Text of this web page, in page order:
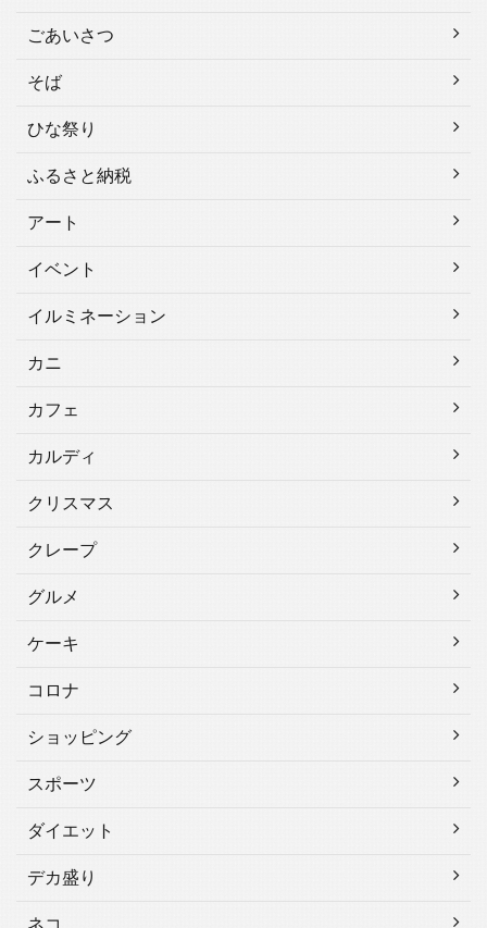
ごあいさつ
そば
ひな祭り
ふるさと納税
アート
イベント
イルミネーション
カニ
カフェ
カルディ
クリスマス
クレープ
グルメ
ケーキ
コロナ
ショッピング
スポーツ
ダイエット
デカ盛り
ネコ